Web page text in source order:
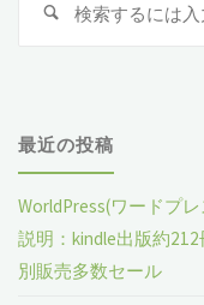
検
最近の投稿
WorldPress(ワードプ
説明：kindle出版約
別販売多数セール